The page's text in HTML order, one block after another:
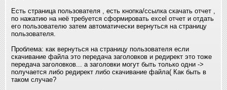
Есть страница пользователя , есть кнопка/ссылка скачать отчет ,
по нажатию на неё требуется сформировать excel отчет и отдать
его пользователю затем автоматически вернуться на страницу
пользователя.
Проблема: как вернуться на страницу пользователя если
скачивание файла это передача заголовков и редирект это тоже
передача заголовков... а заголовки могут быть только одни ->
получается либо редирект либо скачивание файла( Как быть в
таком случае?